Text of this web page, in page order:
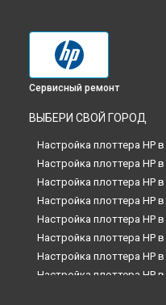
Сервисный ремонт
ВЫБЕРИ СВОЙ ГОРОД
Настройка плоттера HP в
Настройка плоттера HP в
Настройка плоттера HP в
Настройка плоттера HP в
Настройка плоттера HP в
Настройка плоттера HP в
Настройка плоттера HP в
Настройка плоттера HP в